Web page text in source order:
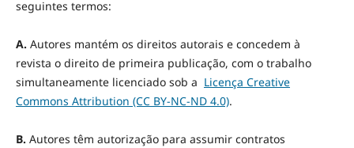
seguintes termos:
A. Autores mantém os direitos autorais e concedem à
revista o direito de primeira publicação, com o trabalho
simultaneamente licenciado sob a Licença Creative
Commons Attribution (CC BY-NC-ND 4.0).
B. Autores têm autorização para assumir contratos